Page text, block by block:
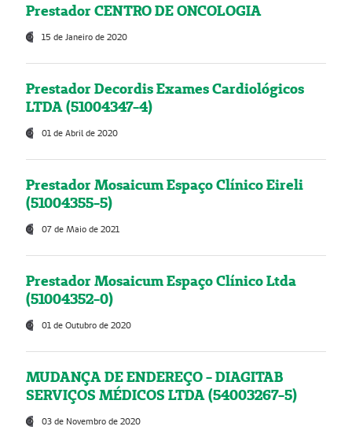
Prestador CENTRO DE ONCOLOGIA
15 de Janeiro de 2020
Prestador Decordis Exames Cardiológicos
LTDA (51004347-4)
01 de Abril de 2020
Prestador Mosaicum Espaço Clínico Eireli
(51004355-5)
07 de Maio de 2021
Prestador Mosaicum Espaço Clínico Ltda
(51004352-0)
01 de Outubro de 2020
MUDANÇA DE ENDEREÇO - DIAGITAB
SERVIÇOS MÉDICOS LTDA (54003267-5)
03 de Novembro de 2020